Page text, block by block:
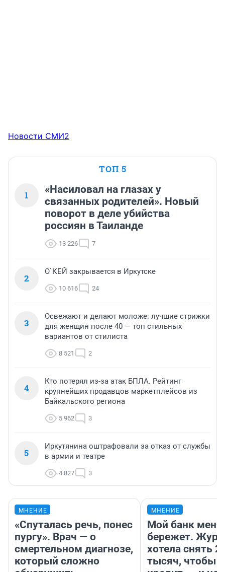
Новости СМИ2
ТОП 5
1
«Насиловал на глазах у
связанных родителей». Новый
поворот в деле убийства
россиян в Таиланде
13 226 7
2
О`КЕЙ закрывается в Иркутске
10 616 24
3
Освежают и делают моложе: лучшие стрижки
для женщин после 40 — топ стильных
вариантов от стилиста
8 521 2
4
Кто потерял из-за атак БПЛА. Рейтинг
крупнейших продавцов маркетплейсов из
Байкальского региона
5 962 3
5
Иркутянина оштрафовали за отказ от службы
в армии и театре
4 827 3
МНЕНИЕ
«Спуталась речь, понес
пургу». Врач — о
смертельном диагнозе,
который сложно
МНЕНИЕ
Мой банк меня
бережет.
хотела снять
тысяч, чтобы